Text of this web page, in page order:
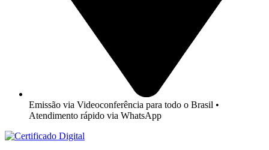
Emissão via Videoconferência para todo o Brasil •
Atendimento rápido via WhatsApp